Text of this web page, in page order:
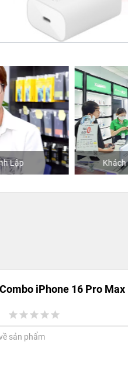
Khách mua
Combo iPhone 16 Pro